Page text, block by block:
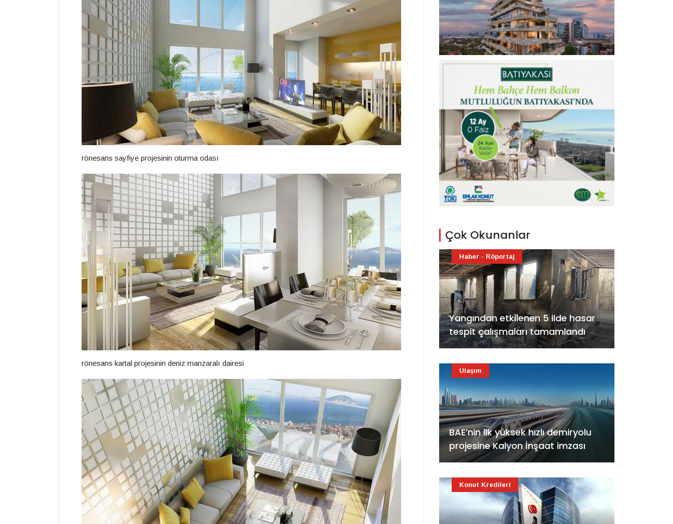
rönesans sayfiye projesinin oturma odası
rönesans kartal projesinin deniz manzaralı dairesi
Çok Okunanlar
Yangından etkilenen 5 ilde hasar
tespit çalışmaları tamamlandı
Haber - Röportaj
BAE’nin ilk yüksek hızlı demiryolu
projesine Kalyon İnşaat imzası
Ulaşım
Konut Kredileri